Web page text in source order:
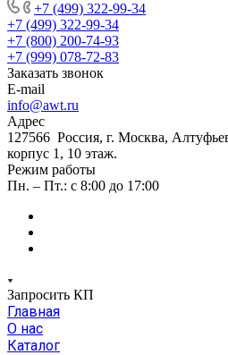
+7 (499) 322-99-34
+7 (499) 322-99-34
+7 (800) 200-74-93
+7 (999) 078-72-83
Заказать звонок
E-mail
info@awt.ru
Адрес
127566 Россия, г. Москва,
корпус 1, 10 этаж.
Режим работы
Пн. – Пт.: с 8:00 до 17:00
Запросить КП
Главная
О нас
Каталог